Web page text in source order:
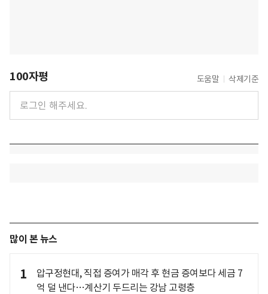
100자평 도움말 삭제기준
많이 본 뉴스
1
압구정현대, 직접 증여가 매각 후 현금 증여보다 세금 7
억 덜 낸다…계산기 두드리는 강남 고령층